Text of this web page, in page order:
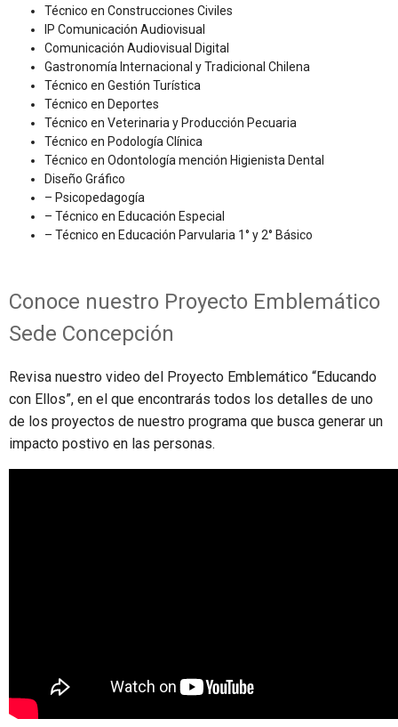
Técnico en Construcciones Civiles
IP Comunicación Audiovisual
Comunicación Audiovisual Digital
Gastronomía Internacional y Tradicional Chilena
Técnico en Gestión Turística
Técnico en Deportes
Técnico en Veterinaria y Producción Pecuaria
Técnico en Podología Clínica
Técnico en Odontología mención Higienista Dental
Diseño Gráfico
– Psicopedagogía
– Técnico en Educación Especial
– Técnico en Educación Parvularia 1° y 2° Básico
Conoce nuestro Proyecto Emblemático
Sede Concepción
Revisa nuestro video del Proyecto Emblemático “Educando
con Ellos”, en el que encontrarás todos los detalles de uno
de los proyectos de nuestro programa que busca generar un
impacto postivo en las personas.